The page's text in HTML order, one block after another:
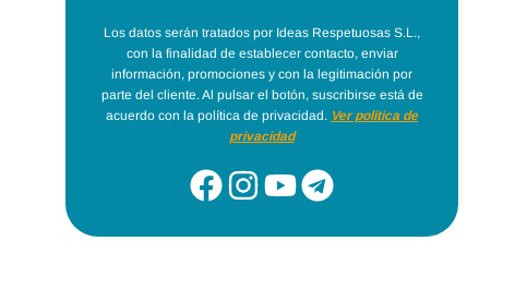
Los datos serán tratados por Ideas Respetuosas S.L.,
con la finalidad de establecer contacto, enviar
información, promociones y con la legitimación por
parte del cliente. Al pulsar el botón, suscribirse está de
acuerdo con la política de privacidad. Ver política de
privacidad